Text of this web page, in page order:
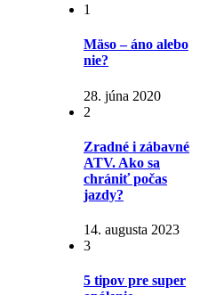
1
Mäso – áno alebo
nie?
28. júna 2020
2
Zradné i zábavné
ATV. Ako sa
chrániť počas
jazdy?
14. augusta 2023
3
5 tipov pre super